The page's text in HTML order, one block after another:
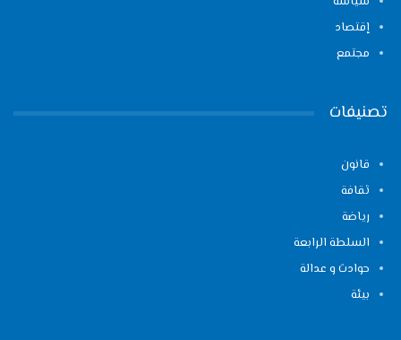
إقتصاد
مجتمع
تصنيفات
قانون
ثقافة
رياضة
السلطة الرابعة
حوادث و عدالة
بيئة